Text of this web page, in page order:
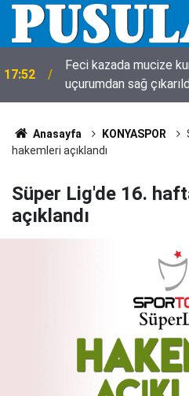
17:52
Feci kazada mucize
uçurumdan sağ
Anasayfa KONYASPOR
hakemleri açıklandı
Süper Lig'de 16.
açıklandı